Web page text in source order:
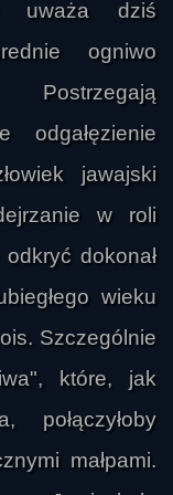
uważa dziś
ogniwo
odgałęzienie
jawajski
w roli
dokonał
wieku
Szczególnie
które, jak
połączyłoby
małpami.